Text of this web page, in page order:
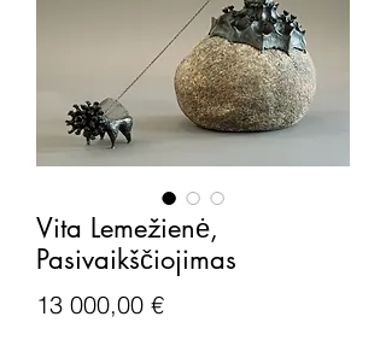
Vita Lemežienė,
Pasivaikščiojimas
13 000,00 €Price